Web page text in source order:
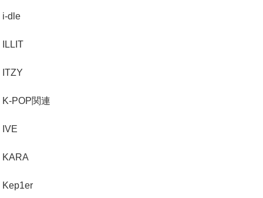
i-dle
ILLIT
ITZY
K-POP関連
IVE
KARA
Kep1er